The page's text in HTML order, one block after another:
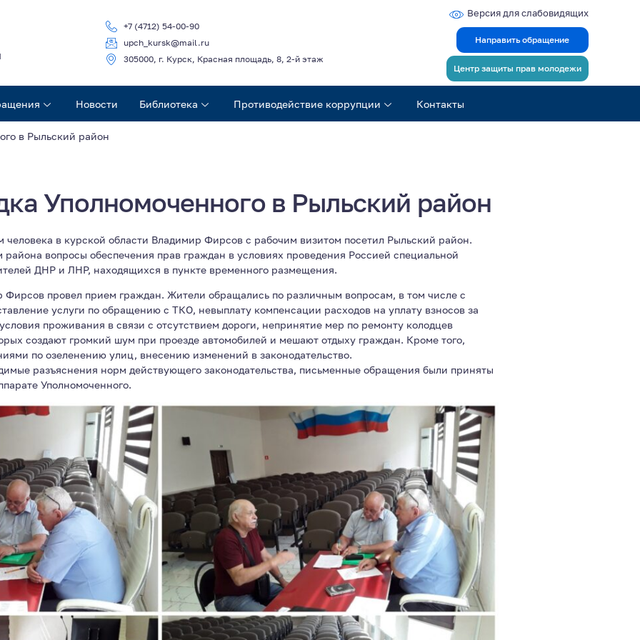
+7 (4712) 54-00-90
upch_kursk@mail.ru
305000, г. Курск, Красная площадь, 8, 2-й этаж
Версия для слабовидящих
Направить обращение
Центр защиты прав молодежи
Новости Библиотека Противодействие коррупции Контакты
в Рыльский район
Уполномоченного в Рыльский район
в курской области Владимир Фирсов с рабочим визитом посетил Рыльский район.
вопросы обеспечения прав граждан в условиях проведения Россией специальной
ДНР и ЛНР, находящихся в пункте временного размещения.
провел прием граждан. Жители обращались по различным вопросам, в том числе с
услуги по обращению с ТКО, невыплату компенсации расходов на уплату взносов за
проживания в связи с отсутствием дороги, непринятие мер по ремонту колодцев
создают громкий шум при проезде автомобилей и мешают отдыху граждан. Кроме того,
по озеленению улиц, внесению изменений в законодательство.
разъяснения норм действующего законодательства, письменные обращения были приняты
Уполномоченного.